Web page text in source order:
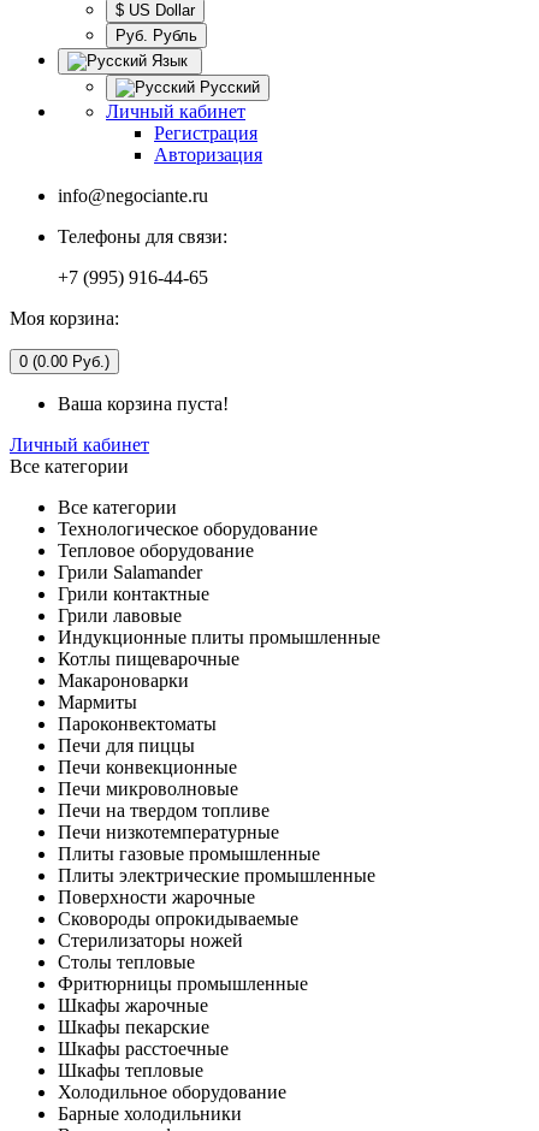
$ US Dollar
Руб. Рубль
Язык
Русский
Личный кабинет
Регистрация
Авторизация
info@negociante.ru
Телефоны для связи:
+7 (995) 916-44-65
Моя корзина:
0 (0.00 Руб.)
Ваша корзина пуста!
Личный кабинет
Все категории
Все категории
Технологическое оборудование
Тепловое оборудование
Грили Salamander
Грили контактные
Грили лавовые
Индукционные плиты промышленные
Котлы пищеварочные
Макароноварки
Мармиты
Пароконвектоматы
Печи для пиццы
Печи конвекционные
Печи микроволновые
Печи на твердом топливе
Печи низкотемпературные
Плиты газовые промышленные
Плиты электрические промышленные
Поверхности жарочные
Сковороды опрокидываемые
Стерилизаторы ножей
Столы тепловые
Фритюрницы промышленные
Шкафы жарочные
Шкафы пекарские
Шкафы расстоечные
Шкафы тепловые
Холодильное оборудование
Барные холодильники